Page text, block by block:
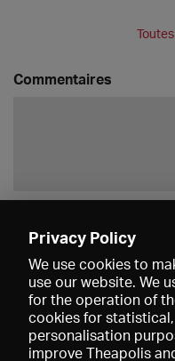
Commentaires
Privacy Policy
We use cookies to
use our website. We
for the operation of
cookies for
personalisation
improve Theapolis